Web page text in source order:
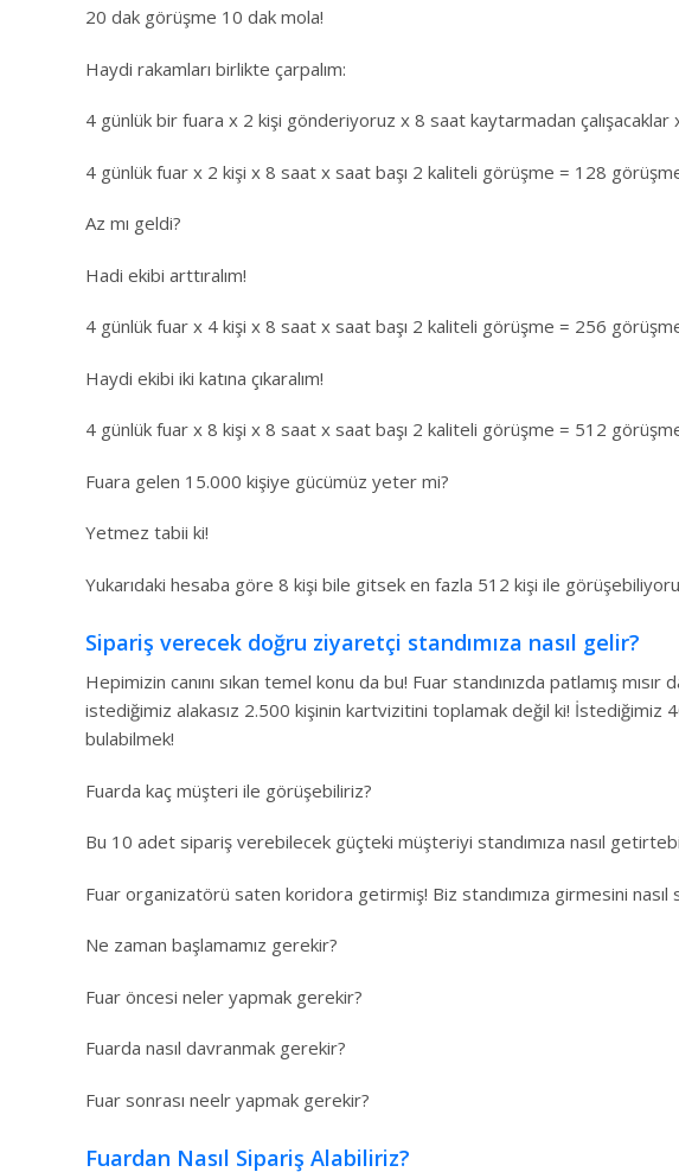
20 dak görüşme 10 dak mola!
Haydi rakamları birlikte çarpalım:
4 günlük bir fuara x 2 kişi gönderiyoruz x 8 saat kaytarmadan çalışacaklar
4 günlük fuar x 2 kişi x 8 saat x saat başı 2 kaliteli görüşme = 128
Az mı geldi?
Hadi ekibi arttıralım!
4 günlük fuar x 4 kişi x 8 saat x saat başı 2 kaliteli görüşme = 256
Haydi ekibi iki katına çıkaralım!
4 günlük fuar x 8 kişi x 8 saat x saat başı 2 kaliteli görüşme = 512
Fuara gelen 15.000 kişiye gücümüz yeter mi?
Yetmez tabii ki!
Yukarıdaki hesaba göre 8 kişi bile gitsek en fazla 512 kişi ile
Sipariş verecek doğru ziyaretçi standımıza nasıl gelir?
Hepimizin canını sıkan temel konu da bu! Fuar standınızda patlamış
istediğimiz alakasız 2.500 kişinin kartvizitini toplamak değil ki!
bulabilmek!
Fuarda kaç müşteri ile görüşebiliriz?
Bu 10 adet sipariş verebilecek güçteki müşteriyi standımıza nasıl
Fuar organizatörü saten koridora getirmiş! Biz standımıza girmesini nasıl
Ne zaman başlamamız gerekir?
Fuar öncesi neler yapmak gerekir?
Fuarda nasıl davranmak gerekir?
Fuar sonrası neelr yapmak gerekir?
Fuardan Nasıl Sipariş Alabiliriz?